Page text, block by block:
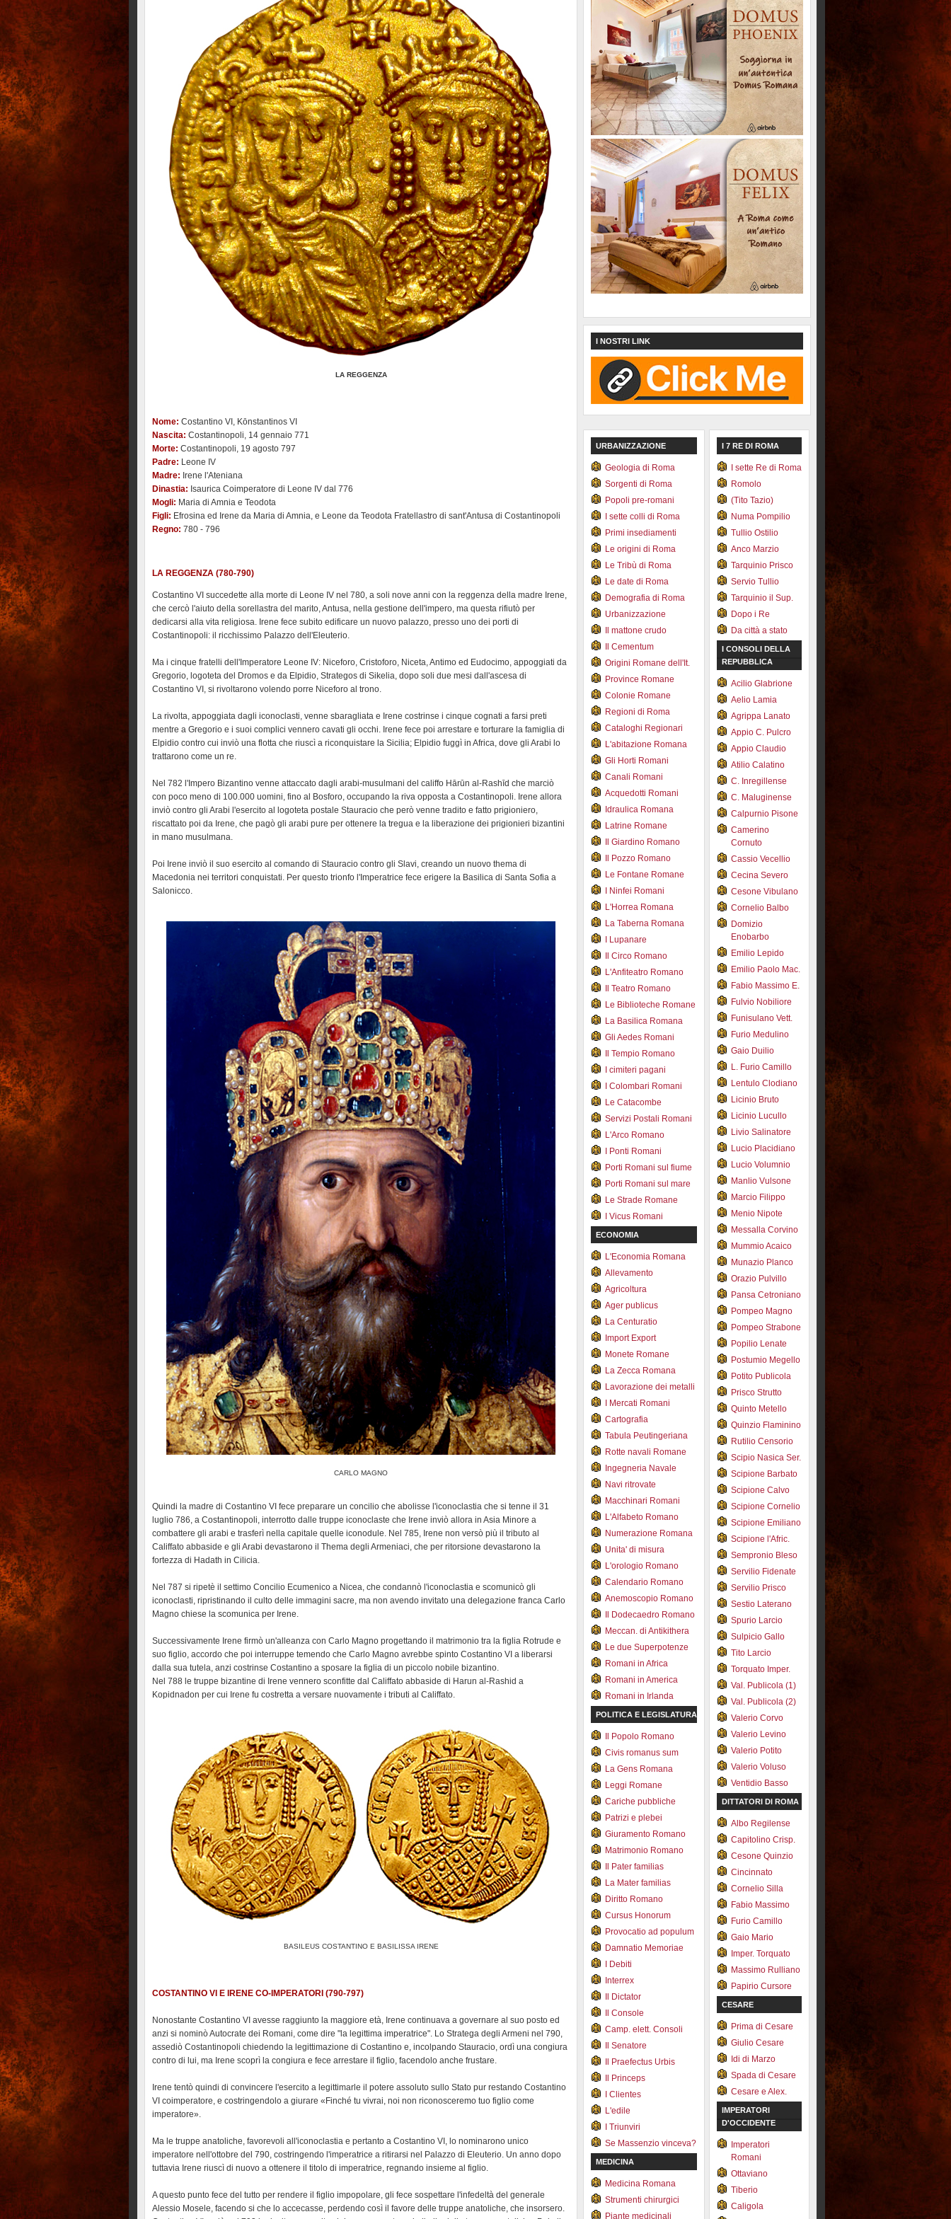
LA REGGENZA
Nome: Costantino VI, Kōnstantinos VI
Nascita: Costantinopoli, 14 gennaio 771
Morte: Costantinopoli, 19 agosto 797
Padre: Leone IV
Madre: Irene l'Ateniana
Dinastia: Isaurica Coimperatore di Leone IV dal 776
Mogli: Maria di Amnia e Teodota
Figli: Efrosina ed Irene da Maria di Amnia, e Leone da Teodota Fratellastro di sant'Antusa di Costantinopoli
Regno: 780 - 796
LA REGGENZA (780-790)
Costantino VI succedette alla morte di Leone IV nel 780, a soli nove anni con la reggenza della madre Irene,
che cercò l'aiuto della sorellastra del marito, Antusa, nella gestione dell'impero, ma questa rifiutò per
dedicarsi alla vita religiosa. Irene fece subito edificare un nuovo palazzo, presso uno dei porti di
Costantinopoli: il ricchissimo Palazzo dell'Eleuterio.
Ma i cinque fratelli dell'Imperatore Leone IV: Niceforo, Cristoforo, Niceta, Antimo ed Eudocimo, appoggiati da
Gregorio, logoteta del Dromos e da Elpidio, Strategos di Sikelia, dopo soli due mesi dall'ascesa di
Costantino VI, si rivoltarono volendo porre Niceforo al trono.
La rivolta, appoggiata dagli iconoclasti, venne sbaragliata e Irene costrinse i cinque cognati a farsi preti
mentre a Gregorio e i suoi complici vennero cavati gli occhi. Irene fece poi arrestare e torturare la famiglia di
Elpidio contro cui inviò una flotta che riuscì a riconquistare la Sicilia; Elpidio fuggì in Africa, dove gli Arabi lo
trattarono come un re.
Nel 782 l'Impero Bizantino venne attaccato dagli arabi-musulmani del califfo Hārūn al-Rashīd che marciò
con poco meno di 100.000 uomini, fino al Bosforo, occupando la riva opposta a Costantinopoli. Irene allora
inviò contro gli Arabi l'esercito al logoteta postale Stauracio che però venne tradito e fatto prigioniero,
riscattato poi da Irene, che pagò gli arabi pure per ottenere la tregua e la liberazione dei prigionieri bizantini
in mano musulmana.
Poi Irene inviò il suo esercito al comando di Stauracio contro gli Slavi, creando un nuovo thema di
Macedonia nei territori conquistati. Per questo trionfo l'Imperatrice fece erigere la Basilica di Santa Sofia a
Salonicco.
CARLO MAGNO
Quindi la madre di Costantino VI fece preparare un concilio che abolisse l'iconoclastia che si tenne il 31
luglio 786, a Costantinopoli, interrotto dalle truppe iconoclaste che Irene inviò allora in Asia Minore a
combattere gli arabi e trasferì nella capitale quelle iconodule. Nel 785, Irene non versò più il tributo al
Califfato abbaside e gli Arabi devastarono il Thema degli Armeniaci, che per ritorsione devastarono la
fortezza di Hadath in Cilicia.
Nel 787 si ripetè il settimo Concilio Ecumenico a Nicea, che condannò l'iconoclastia e scomunicò gli
iconoclasti, ripristinando il culto delle immagini sacre, ma non avendo invitato una delegazione franca Carlo
Magno chiese la scomunica per Irene.
Successivamente Irene firmò un'alleanza con Carlo Magno progettando il matrimonio tra la figlia Rotrude e
suo figlio, accordo che poi interruppe temendo che Carlo Magno avrebbe spinto Costantino VI a liberarsi
dalla sua tutela, anzi costrinse Costantino a sposare la figlia di un piccolo nobile bizantino.
Nel 788 le truppe bizantine di Irene vennero sconfitte dal Califfato abbaside di Harun al-Rashid a
Kopidnadon per cui Irene fu costretta a versare nuovamente i tributi al Califfato.
BASILEUS COSTANTINO E BASILISSA IRENE
COSTANTINO VI E IRENE CO-IMPERATORI (790-797)
Nonostante Costantino VI avesse raggiunto la maggiore età, Irene continuava a governare al suo posto ed
anzi si nominò Autocrate dei Romani, come dire "la legittima imperatrice". Lo Stratega degli Armeni nel 790,
assediò Costantinopoli chiedendo la legittimazione di Costantino e, incolpando Stauracio, ordì una congiura
contro di lui, ma Irene scoprì la congiura e fece arrestare il figlio, facendolo anche frustare.
Irene tentò quindi di convincere l'esercito a legittimarle il potere assoluto sullo Stato pur restando Costantino
VI coimperatore, e costringendolo a giurare «Finché tu vivrai, noi non riconosceremo tuo figlio come
imperatore».
Ma le truppe anatoliche, favorevoli all'iconoclastia e pertanto a Costantino VI, lo nominarono unico
imperatore nell'ottobre del 790, costringendo l'imperatrice a ritirarsi nel Palazzo di Eleuterio. Un anno dopo
tuttavia Irene riuscì di nuovo a ottenere il titolo di imperatrice, regnando insieme al figlio.
A questo punto fece del tutto per rendere il figlio impopolare, gli fece sospettare l'infedeltà del generale
Alessio Mosele, facendo si che lo accecasse, perdendo così il favore delle truppe anatoliche, che insorsero.
I NOSTRI LINK
URBANIZZAZIONE
Geologia di Roma
Sorgenti di Roma
Popoli pre-romani
I sette colli di Roma
Primi insediamenti
Le origini di Roma
Le Tribù di Roma
Le date di Roma
Demografia di Roma
Urbanizzazione
Il mattone crudo
Il Cementum
Origini Romane dell'It.
Province Romane
Colonie Romane
Regioni di Roma
Cataloghi Regionari
L'abitazione Romana
Gli Horti Romani
Canali Romani
Acquedotti Romani
Idraulica Romana
Latrine Romane
Il Giardino Romano
Il Pozzo Romano
Le Fontane Romane
I Ninfei Romani
L'Horrea Romana
La Taberna Romana
I Lupanare
Il Circo Romano
L'Anfiteatro Romano
Il Teatro Romano
Le Biblioteche Romane
La Basilica Romana
Gli Aedes Romani
Il Tempio Romano
I cimiteri pagani
I Colombari Romani
Le Catacombe
Servizi Postali Romani
L'Arco Romano
I Ponti Romani
Porti Romani sul fiume
Porti Romani sul mare
Le Strade Romane
I Vicus Romani
ECONOMIA
L'Economia Romana
Allevamento
Agricoltura
Ager publicus
La Centuratio
Import Export
Monete Romane
La Zecca Romana
Lavorazione dei metalli
I Mercati Romani
Cartografia
Tabula Peutingeriana
Rotte navali Romane
Ingegneria Navale
Navi ritrovate
Macchinari Romani
L'Alfabeto Romano
Numerazione Romana
Unita' di misura
L'orologio Romano
Calendario Romano
Anemoscopio Romano
Il Dodecaedro Romano
Meccan. di Antikithera
Le due Superpotenze
Romani in Africa
Romani in America
Romani in Irlanda
POLITICA E LEGISLATURA
Il Popolo Romano
Civis romanus sum
La Gens Romana
Leggi Romane
Cariche pubbliche
Patrizi e plebei
Giuramento Romano
Matrimonio Romano
Il Pater familias
La Mater familias
Diritto Romano
Cursus Honorum
Provocatio ad populum
Damnatio Memoriae
I Debiti
Interrex
Il Dictator
Il Console
Camp. elett. Consoli
Il Senatore
Il Praefectus Urbis
Il Princeps
I Clientes
L'edile
I Triunviri
Se Massenzio vinceva?
MEDICINA
Medicina Romana
Strumenti chirurgici
Piante medicinali
I 7 RE DI ROMA
I sette Re di Roma
Romolo
(Tito Tazio)
Numa Pompilio
Tullio Ostilio
Anco Marzio
Tarquinio Prisco
Servio Tullio
Tarquinio il Sup.
Dopo i Re
Da città a stato
I CONSOLI DELLA
REPUBBLICA
Acilio Glabrione
Aelio Lamia
Agrippa Lanato
Appio C. Pulcro
Appio Claudio
Atilio Calatino
C. Inregillense
C. Maluginense
Calpurnio Pisone
Camerino
Cornuto
Cassio Vecellio
Cecina Severo
Cesone Vibulano
Cornelio Balbo
Domizio
Enobarbo
Emilio Lepido
Emilio Paolo Mac.
Fabio Massimo E.
Fulvio Nobiliore
Funisulano Vett.
Furio Medulino
Gaio Duilio
L. Furio Camillo
Lentulo Clodiano
Licinio Bruto
Licinio Lucullo
Livio Salinatore
Lucio Placidiano
Lucio Volumnio
Manlio Vulsone
Marcio Filippo
Menio Nipote
Messalla Corvino
Mummio Acaico
Munazio Planco
Orazio Pulvillo
Pansa Cetroniano
Pompeo Magno
Pompeo Strabone
Popilio Lenate
Postumio Megello
Potito Publicola
Prisco Strutto
Quinto Metello
Quinzio Flaminino
Rutilio Censorio
Scipio Nasica Ser.
Scipione Barbato
Scipione Calvo
Scipione Cornelio
Scipione Emiliano
Scipione l'Afric.
Sempronio Bleso
Servilio Fidenate
Servilio Prisco
Sestio Laterano
Spurio Larcio
Sulpicio Gallo
Tito Larcio
Torquato Imper.
Val. Publicola (1)
Val. Publicola (2)
Valerio Corvo
Valerio Levino
Valerio Potito
Valerio Voluso
Ventidio Basso
DITTATORI DI ROMA
Albo Regilense
Capitolino Crisp.
Cesone Quinzio
Cincinnato
Cornelio Silla
Fabio Massimo
Furio Camillo
Gaio Mario
Imper. Torquato
Massimo Rulliano
Papirio Cursore
CESARE
Prima di Cesare
Giulio Cesare
Idi di Marzo
Spada di Cesare
Cesare e Alex.
IMPERATORI
D'OCCIDENTE
Imperatori
Romani
Ottaviano
Tiberio
Caligola